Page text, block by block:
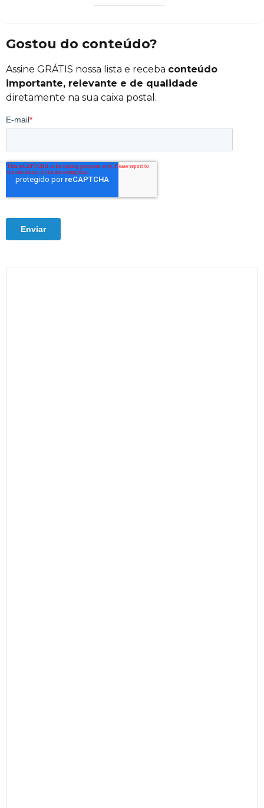
Gostou do conteúdo?
Assine GRÁTIS nossa lista e receba conteúdo
importante, relevante e de qualidade
diretamente na sua caixa postal.